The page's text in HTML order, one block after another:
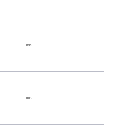
2024
2023